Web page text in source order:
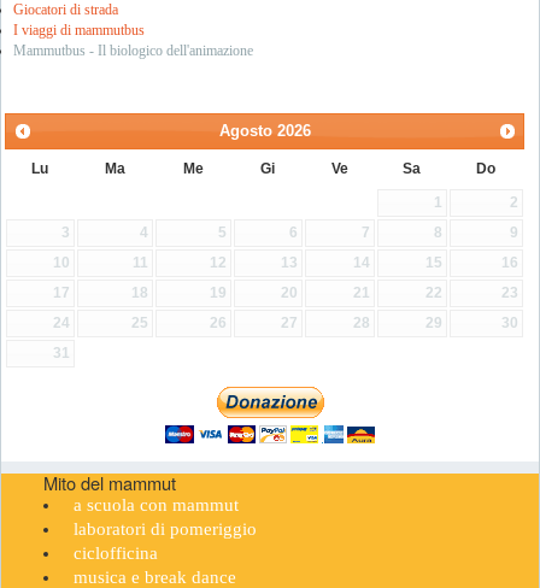
Giocatori di strada
I viaggi di mammutbus
Mammutbus - Il biologico dell'animazione
Agosto 2026
Lu Ma Me Gi Ve Sa Do
1
2
3
4 5 6 7 8
9
10
11 12 13 14 15
16
17
18 19 20 21 22
23
24
25 26 27 28 29
30
31
Mito del mammut
a scuola con mammut
laboratori di pomeriggio
ciclofficina
musica e break dance